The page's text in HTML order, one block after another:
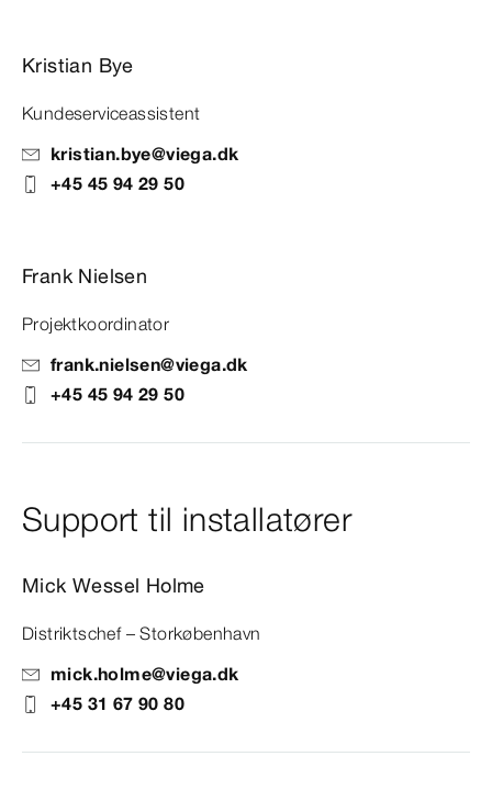
Kristian Bye
Kundeserviceassistent
kristian.bye@viega.dk
+45 45 94 29 50
Frank Nielsen
Projektkoordinator
frank.nielsen@viega.dk
+45 45 94 29 50
Support til installatører
Mick Wessel Holme
Distriktschef – Storkøbenhavn
mick.holme@viega.dk
+45 31 67 90 80